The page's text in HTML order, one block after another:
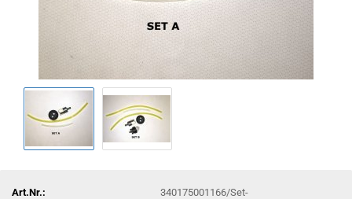
Art.Nr.:
340175001166/Set-